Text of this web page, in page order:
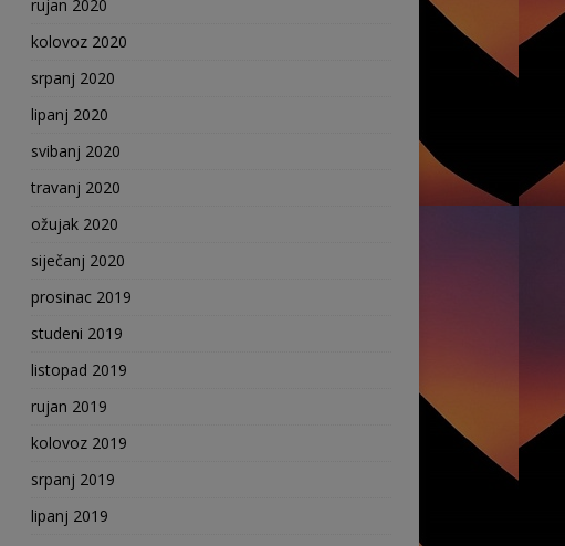
rujan 2020
kolovoz 2020
srpanj 2020
lipanj 2020
svibanj 2020
travanj 2020
ožujak 2020
siječanj 2020
prosinac 2019
studeni 2019
listopad 2019
rujan 2019
kolovoz 2019
srpanj 2019
lipanj 2019